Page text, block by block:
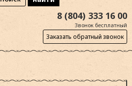
8 (804) 333 16 00
Звонок бесплатный
Заказать обратный звонок